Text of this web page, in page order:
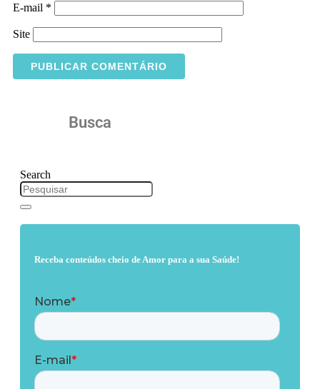
E-mail *
Site
Busca
Search
Receba conteúdos cheio de Amor para a sua Saúde!